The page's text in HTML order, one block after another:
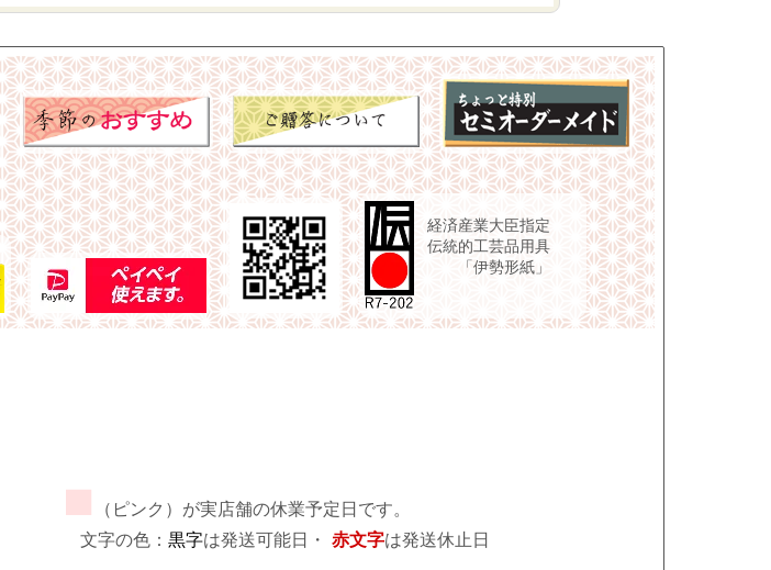
経済産業大臣指定
伝統的工芸品用具
「伊勢形紙」
■
（ピンク）が実店舗の休業予定日です。
文字の色： 黒字は発送可能日・ 赤文字は発送休止日